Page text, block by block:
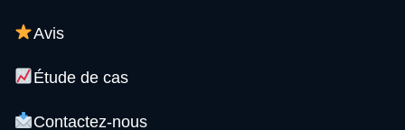
Avis
Étude de cas
Contactez-nous